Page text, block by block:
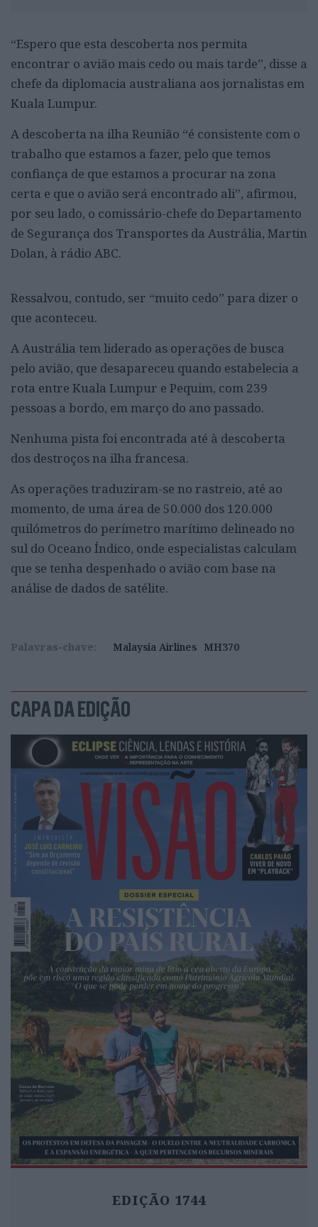
“Espero que esta descoberta nos permita
encontrar o avião mais cedo ou mais tarde”, disse a
chefe da diplomacia australiana aos jornalistas em
Kuala Lumpur.
A descoberta na ilha Reunião “é consistente com o
trabalho que estamos a fazer, pelo que temos
confiança de que estamos a procurar na zona
certa e que o avião será encontrado ali”, afirmou,
por seu lado, o comissário-chefe do Departamento
de Segurança dos Transportes da Austrália, Martin
Dolan, à rádio ABC.
Ressalvou, contudo, ser “muito cedo” para dizer o
que aconteceu.
A Austrália tem liderado as operações de busca
pelo avião, que desapareceu quando estabelecia a
rota entre Kuala Lumpur e Pequim, com 239
pessoas a bordo, em março do ano passado.
Nenhuma pista foi encontrada até à descoberta
dos destroços na ilha francesa.
As operações traduziram-se no rastreio, até ao
momento, de uma área de 50.000 dos 120.000
quilómetros do perímetro marítimo delineado no
sul do Oceano Índico, onde especialistas calculam
que se tenha despenhado o avião com base na
análise de dados de satélite.
Palavras-chave: Malaysia Airlines MH370
CAPA DA EDIÇÃO
EDIÇÃO 1744